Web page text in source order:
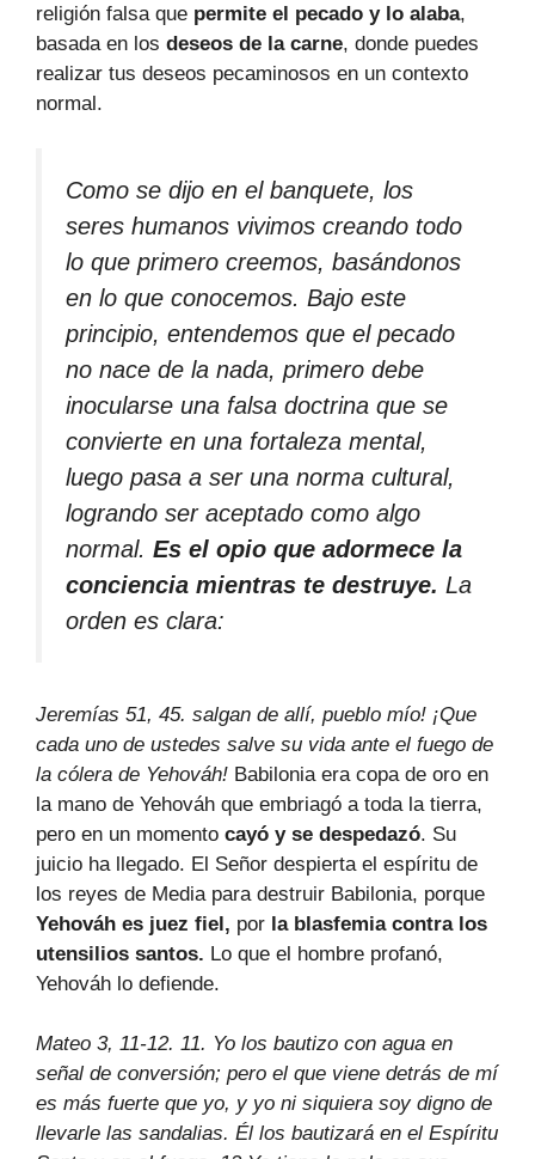
religión falsa que permite el pecado y lo alaba,
basada en los deseos de la carne, donde puedes
realizar tus deseos pecaminosos en un contexto
normal.
Como se dijo en el banquete, los
seres humanos vivimos creando todo
lo que primero creemos, basándonos
en lo que conocemos. Bajo este
principio, entendemos que el pecado
no nace de la nada, primero debe
inocularse una falsa doctrina que se
convierte en una fortaleza mental,
luego pasa a ser una norma cultural,
logrando ser aceptado como algo
normal. Es el opio que adormece la
conciencia mientras te destruye. La
orden es clara:
Jeremías 51, 45. salgan de allí, pueblo mío! ¡Que
cada uno de ustedes salve su vida ante el fuego de
la cólera de Yehováh! Babilonia era copa de oro en
la mano de Yehováh que embriagó a toda la tierra,
pero en un momento cayó y se despedazó. Su
juicio ha llegado. El Señor despierta el espíritu de
los reyes de Media para destruir Babilonia, porque
Yehováh es juez fiel, por la blasfemia contra los
utensilios santos. Lo que el hombre profanó,
Yehováh lo defiende.
Mateo 3, 11-12. 11. Yo los bautizo con agua en
señal de conversión; pero el que viene detrás de mí
es más fuerte que yo, y yo ni siquiera soy digno de
llevarle las sandalias. Él los bautizará en el Espíritu